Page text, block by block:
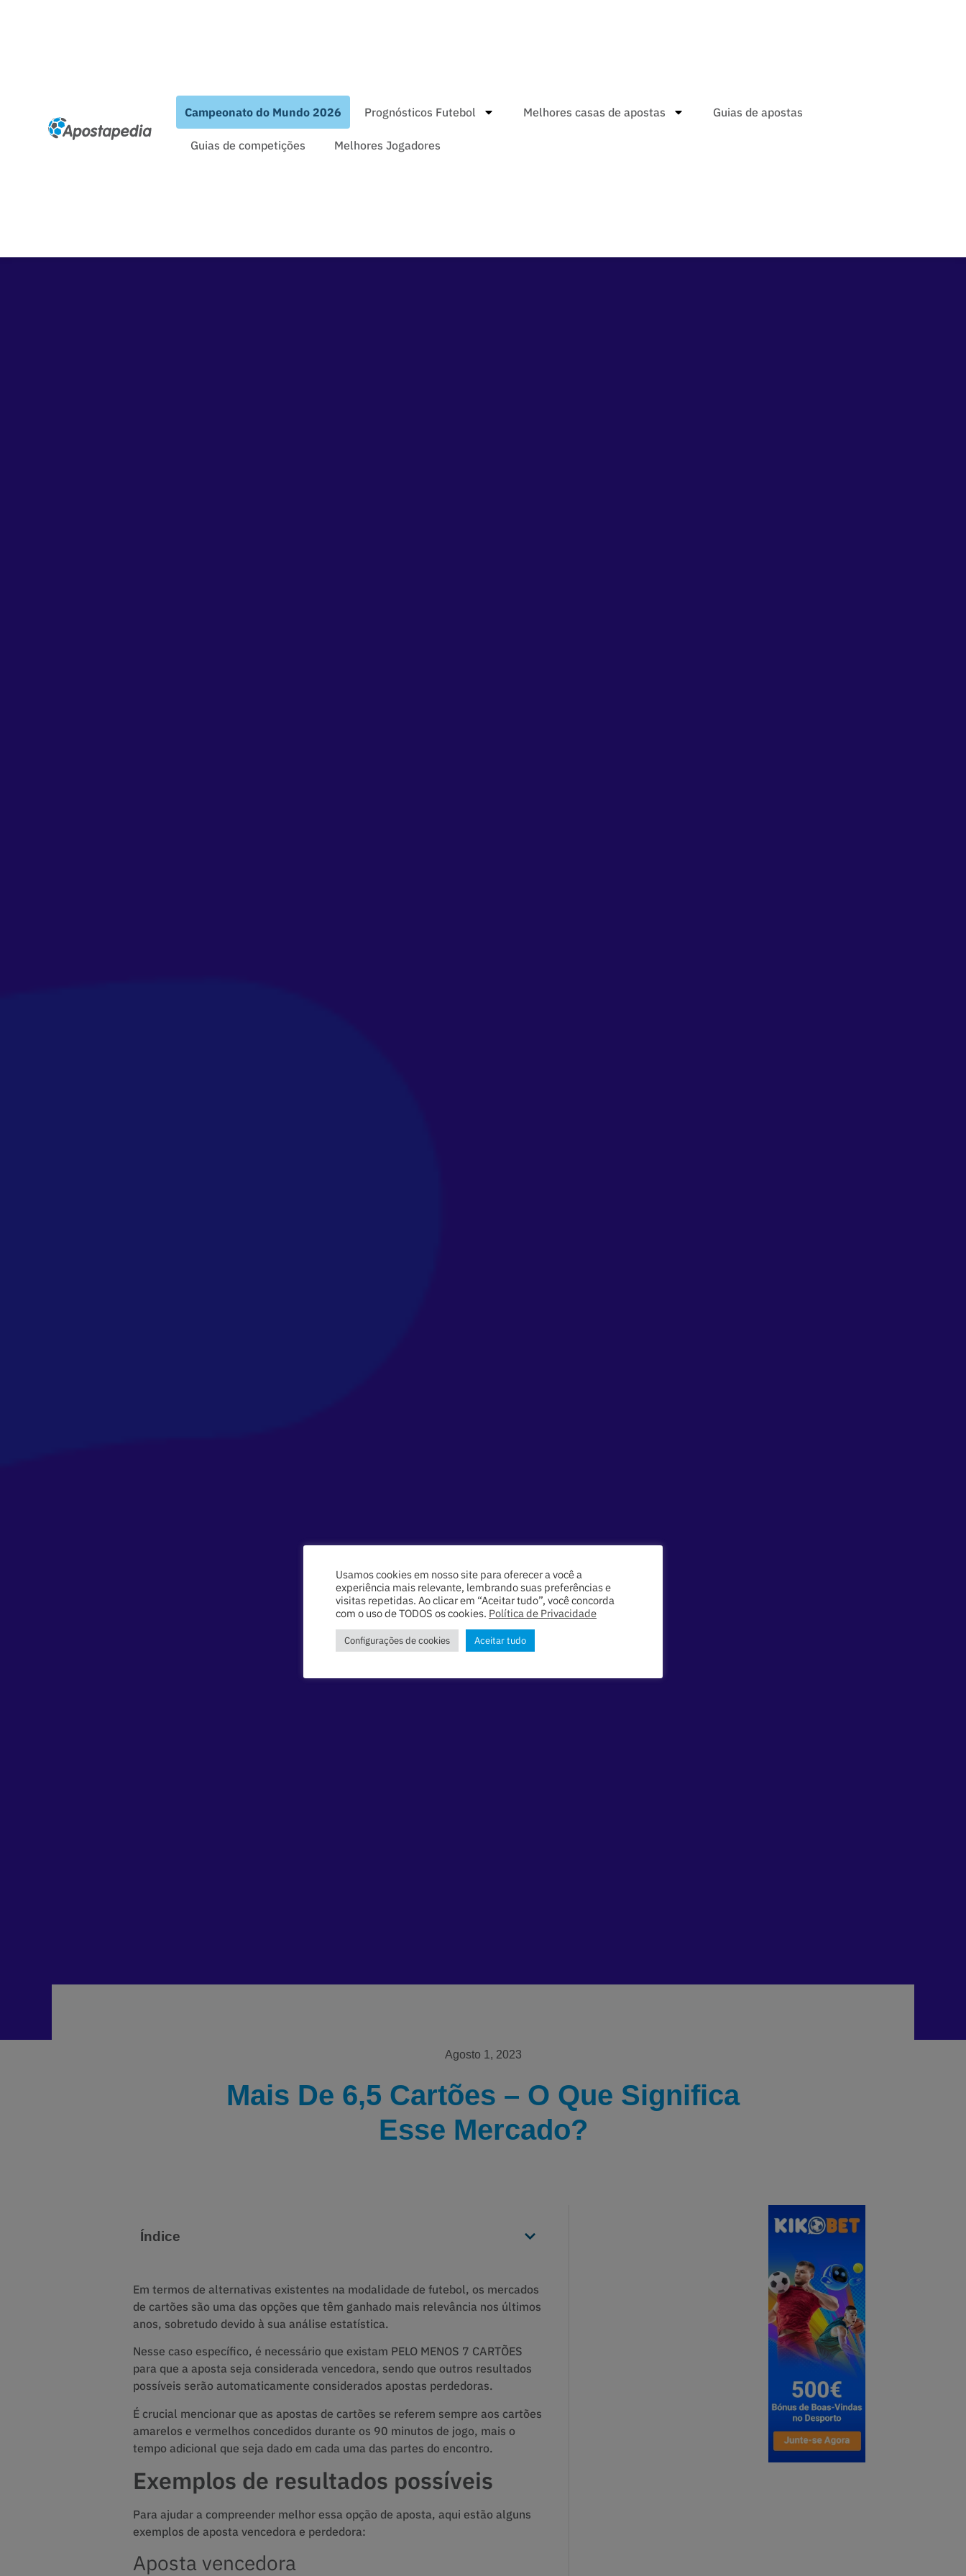
Campeonato do Mundo 2026 Prognósticos Futebol Melhores casas de apostas Guias de apostas
Guias de competições Melhores Jogadores
Agosto 1, 2023
Mais De 6,5 Cartões – O Que Significa
Esse Mercado?
Índice
Em termos de alternativas existentes na modalidade de futebol, os mercados
de cartões são uma das opções que têm ganhado mais relevância nos últimos
anos, sobretudo devido à sua análise estatística.
Nesse caso específico, é necessário que existam PELO MENOS 7 CARTÕES
para que a aposta seja considerada vencedora, sendo que outros resultados
possíveis serão automaticamente considerados apostas perdedoras.
É crucial mencionar que as apostas de cartões se referem sempre aos cartões
amarelos e vermelhos concedidos durante os 90 minutos de jogo, mais o
tempo adicional que seja dado em cada uma das partes do encontro.
Exemplos de resultados possíveis
Para ajudar a compreender melhor essa opção de aposta, aqui estão alguns
exemplos de aposta vencedora e perdedora:
Aposta vencedora
Usamos cookies em nosso site para oferecer a você a
experiência mais relevante, lembrando suas preferências e
visitas repetidas. Ao clicar em “Aceitar tudo”, você concorda
com o uso de TODOS os cookies. Política de Privacidade
Configurações de cookies Aceitar tudo